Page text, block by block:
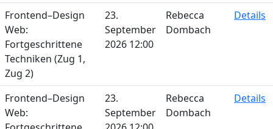
Frontend–Design
Web:
Fortgeschrittene
Techniken (Zug 1,
Zug 2)
23.
September
2026 12:00
Rebecca
Dombach
Details
Frontend–Design
Web:
23.
September
Rebecca
Dombach
Details